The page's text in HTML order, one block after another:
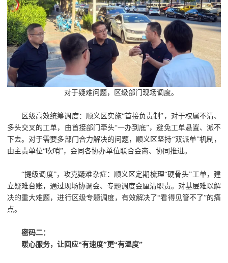
对于疑难问题，区级部门现场调度。
区级高效统筹调度：顺义区实施“首接负责制”，对于权属不清、
多头交叉的工单，由首接部门牵头“一办到底”，避免工单悬置、派不
下去。对于需要多部门合力解决的问题，顺义区坚持“双派单”机制，
由主责单位“吹哨”，会同各协办单位联合会商、协同推进。
“提级调度”，攻克疑难杂症：顺义区定期梳理“硬骨头”工单，建
立疑难台账，通过现场协调会、专题调度会厘清职责。对基层难以解
决的重大难题，进行区级专题调度，有效解决了“看得见管不了”的痛
点。
密码二：
暖心服务，让回应“有速度”更“有温度”